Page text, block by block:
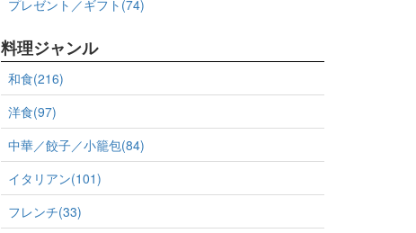
プレゼント／ギフト(74)
料理ジャンル
和食(216)
洋食(97)
中華／餃子／小籠包(84)
イタリアン(101)
フレンチ(33)